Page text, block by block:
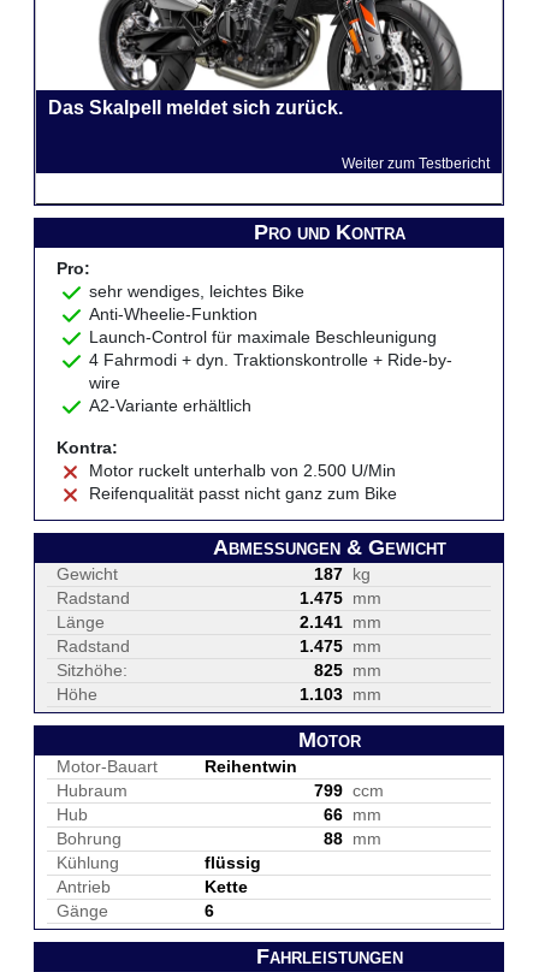
Das Skalpell meldet sich zurück.
Weiter zum Testbericht
Pro und Kontra
Pro:
sehr wendiges, leichtes Bike
Anti-Wheelie-Funktion
Launch-Control für maximale Beschleunigung
4 Fahrmodi + dyn. Traktionskontrolle + Ride-by-
wire
A2-Variante erhältlich
Kontra:
Motor ruckelt unterhalb von 2.500 U/Min
Reifenqualität passt nicht ganz zum Bike
Abmessungen & Gewicht
Gewicht 187 kg
Radstand
1.475 mm
Länge
2.141 mm
Radstand
1.475 mm
Sitzhöhe:
825 mm
Höhe
1.103 mm
Motor
Motor-Bauart
Reihentwin
Hubraum
799 ccm
Hub
66 mm
Bohrung
88 mm
Kühlung
flüssig
Antrieb
Kette
Gänge
6
Fahrleistungen